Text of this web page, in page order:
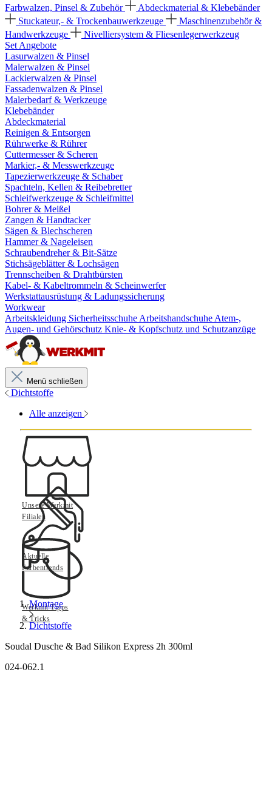
Farbwalzen, Pinsel & Zubehör
Abdeckmaterial & Klebebänder
Stuckateur,- & Trockenbauwerkzeuge
Maschinenzubehör &
Handwerkzeuge
Nivelliersystem & Fliesenlegerwerkzeug
Set Angebote
Lasurwalzen & Pinsel
Malerwalzen & Pinsel
Lackierwalzen & Pinsel
Fassadenwalzen & Pinsel
Malerbedarf & Werkzeuge
Klebebänder
Abdeckmaterial
Reinigen & Entsorgen
Rührwerke & Rührer
Cuttermesser & Scheren
Markier,- & Messwerkzeuge
Tapezierwerkzeuge & Schaber
Spachteln, Kellen & Reibebretter
Schleifwerkzeuge & Schleifmittel
Bohrer & Meißel
Zangen & Handtacker
Sägen & Blechscheren
Hammer & Nageleisen
Schraubendreher & Bit-Sätze
Stichsägeblätter & Lochsägen
Trennscheiben & Drahtbürsten
Kabel- & Kabeltrommeln & Scheinwerfer
Werkstattausrüstung & Ladungssicherung
Workwear
Arbeitskleidung Sicherheitsschuhe Arbeitshandschuhe Atem-,
Augen- und Gehörschutz Knie- & Kopfschutz und Schutzanzüge
Menü schließen
Dichtstoffe
Alle anzeigen
Unsere Werkmit
Filialen
Aktuelle
Farbentrends
Werkmit Tipps
& Tricks
Montage
Dichtstoffe
Soudal Dusche & Bad Silikon Express 2h 300ml
024-062.1